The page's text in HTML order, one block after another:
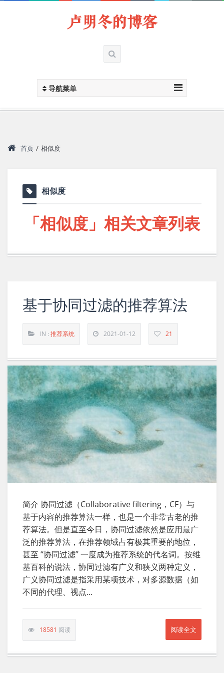
卢明冬的博客
导航菜单
首页 / 相似度
相似度
「相似度」相关文章列表
基于协同过滤的推荐算法
IN : 推荐系统 2021-01-12 21
简介 协同过滤（Collaborative filtering，CF）与
基于内容的推荐算法一样，也是一个非常古老的推
荐算法。但是直至今日，协同过滤依然是应用最广
泛的推荐算法，在推荐领域占有极其重要的地位，
甚至 “协同过滤” 一度成为推荐系统的代名词。按维
基百科的说法，协同过滤有广义和狭义两种定义，
广义协同过滤是指采用某项技术，对多源数据（如
不同的代理、视点...
18581 阅读 阅读全文